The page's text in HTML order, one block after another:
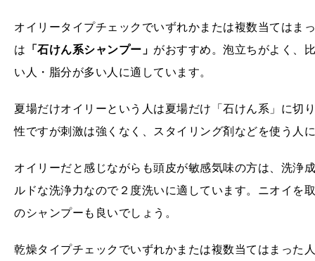
オイリータイプチェックでいずれかまたは複数当てはま
は 「石けん系シャンプー」 がおすすめ。泡立ちがよく、
い人・脂分が多い人に適しています。
夏場だけオイリーという人は夏場だけ「石けん系」に切
性ですが刺激は強くなく、スタイリング剤などを使う人
オイリーだと感じながらも頭皮が敏感気味の方は、洗浄
ルドな洗浄力なので２度洗いに適しています。ニオイを
のシャンプーも良いでしょう。
乾燥タイプチェックでいずれかまたは複数当てはまった